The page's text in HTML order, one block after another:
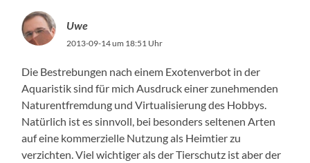
Uwe
2013-09-14 um 18:51 Uhr
Die Bestrebungen nach einem Exotenverbot in der
Aquaristik sind für mich Ausdruck einer zunehmenden
Naturentfremdung und Virtualisierung des Hobbys.
Natürlich ist es sinnvoll, bei besonders seltenen Arten
auf eine kommerzielle Nutzung als Heimtier zu
verzichten. Viel wichtiger als der Tierschutz ist aber der